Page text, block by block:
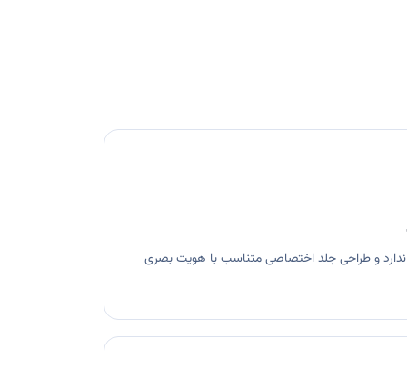
و طراحی جلد اختصاصی متناسب با هویت بصری